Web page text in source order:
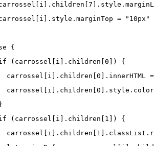
= "10px"
{
(carrossel[i].children[0]) {
carrossel[i].children[0].innerHTML
(carrossel[i].children[1]) {